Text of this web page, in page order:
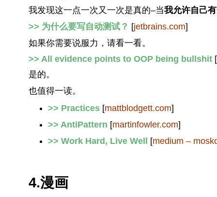
我发现这一点一次又一次是真的–当我允许自己
>> 为什么要写自动测试？ [jetbrains.com]
如果你需要说服力，请看一看。
>> All evidence points to OOP being bullshit [
是的。
也值得一读。
>> Practices [mattblodgett.com]
>> AntiPattern [martinfowler.com]
>> Work Hard, Live Well [medium –
4.漫画